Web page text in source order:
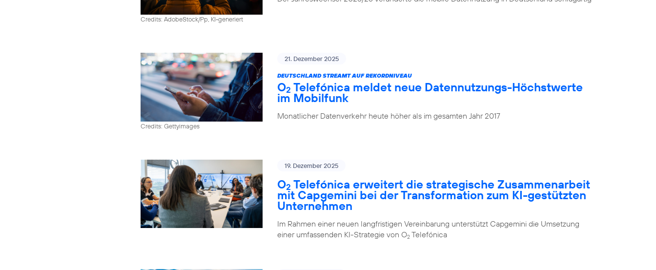
Credits: AdobeStock/Pp, KI-generiert
Credits: Gettyimages
21. Dezember 2025
DEUTSCHLAND STREAMT AUF REKORDNIVEAU
O2 Telefónica meldet neue Datennutzungs-Höchstwerte
im Mobilfunk
Monatlicher Datenverkehr heute höher als im gesamten Jahr 2017
19. Dezember 2025
O2 Telefónica erweitert die strategische Zusammenarbeit
mit Capgemini bei der Transformation zum KI-gestützten
Unternehmen
Im Rahmen einer neuen langfristigen Vereinbarung unterstützt Capgemini die Umsetzung
einer umfassenden KI-Strategie von O2 Telefónica